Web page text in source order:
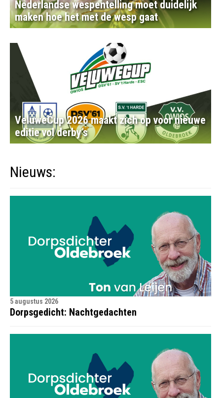
Nederlandse wespentelling moet duidelijk
maken hoe het met de wesp gaat
VeluweCup 2026 maakt zich op voor nieuwe
editie vol derby’s
Nieuws:
5 augustus 2026
Dorpsgedicht: Nachtgedachten